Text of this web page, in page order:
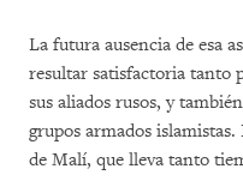
La futura ausencia de esa
resultar satisfactoria tanto
sus aliados rusos, y
grupos armados
de Malí, que lleva tanto